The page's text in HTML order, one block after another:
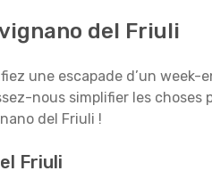
del Friuli
une escapade d’un week-
nous simplifier les
del Friuli !
Friuli